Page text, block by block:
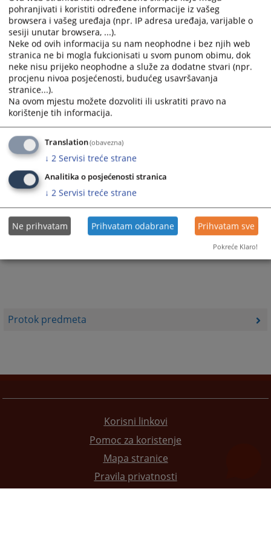
Protok predmeta
calendar
and
select
a
date.
Press
the
question
mark
key
to
get
the
keyboard
shortcuts
for
changing
dates.
calendar
and
select
a
date.
Press
question
mark
key
to
get
keyboard
shortcuts
for
changing
dates.
Trenutno nema vijesti
Korisni linkovi
Pomoc za koristenje
Mapa stranice
Pravila privatnosti
pohranjivati i koristiti određene informacije iz vašeg
browsera i vašeg uređaja (npr. IP adresa uređaja, varijable o
sesiji unutar browsera, ...).
Neke od ovih informacija su nam neophodne i bez njih web
stranica ne bi mogla fukcionisati u svom punom obimu, dok
neke nisu prijeko neophodne a služe za dodatne stvari (npr.
procjenu nivoa posjećenosti, budućeg usavršavanja
stranice...).
Na ovom mjestu možete dozvoliti ili uskratiti pravo na
korištenje tih informacija.
Translation(obavezna)
↓ 2 Servisi treće strane
Analitika o posjećenosti stranica
↓ 2 Servisi treće strane
Ne prihvatam Prihvatam odabrane Prihvatam sve
Pokreće Klaro!